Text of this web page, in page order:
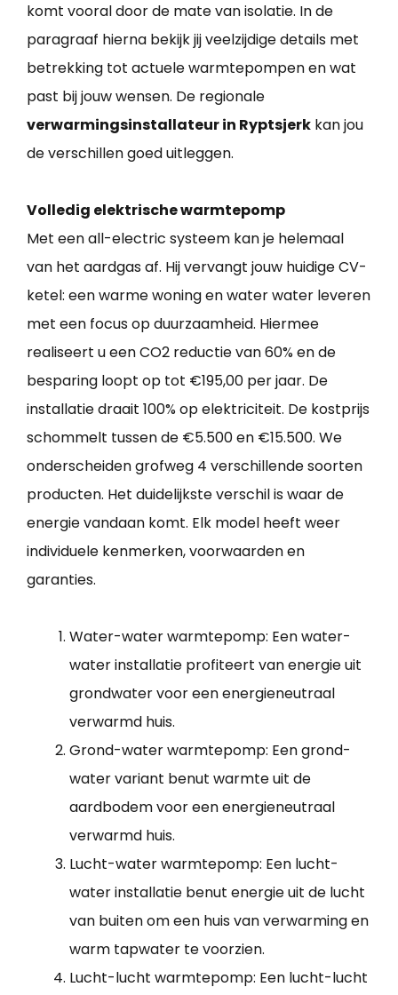
komt vooral door de mate van isolatie. In de
paragraaf hierna bekijk jij veelzijdige details met
betrekking tot actuele warmtepompen en wat
past bij jouw wensen. De regionale
verwarmingsinstallateur in Ryptsjerk kan jou
de verschillen goed uitleggen.
Volledig elektrische warmtepomp
Met een all-electric systeem kan je helemaal
van het aardgas af. Hij vervangt jouw huidige CV-
ketel: een warme woning en water water leveren
met een focus op duurzaamheid. Hiermee
realiseert u een CO2 reductie van 60% en de
besparing loopt op tot €195,00 per jaar. De
installatie draait 100% op elektriciteit. De kostprijs
schommelt tussen de €5.500 en €15.500. We
onderscheiden grofweg 4 verschillende soorten
producten. Het duidelijkste verschil is waar de
energie vandaan komt. Elk model heeft weer
individuele kenmerken, voorwaarden en
garanties.
Water-water warmtepomp: Een water-
water installatie profiteert van energie uit
grondwater voor een energieneutraal
verwarmd huis.
Grond-water warmtepomp: Een grond-
water variant benut warmte uit de
aardbodem voor een energieneutraal
verwarmd huis.
Lucht-water warmtepomp: Een lucht-
water installatie benut energie uit de lucht
van buiten om een huis van verwarming en
warm tapwater te voorzien.
Lucht-lucht warmtepomp: Een lucht-lucht